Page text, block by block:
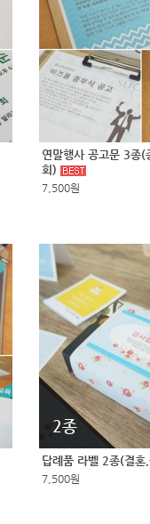
연말행사 공고문 3종(
회)
7,500원
2종
답례품 라벨 2종(결
7,500원